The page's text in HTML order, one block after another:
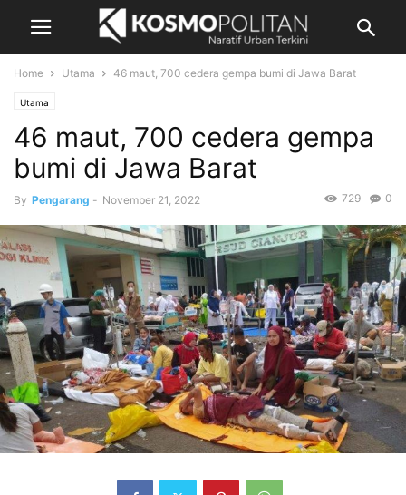
Home Utama 46 maut, 700 cedera gempa bumi di Jawa Barat
Utama
46 maut, 700 cedera gempa
bumi di Jawa Barat
By Pengarang - November 21, 2022 0
729